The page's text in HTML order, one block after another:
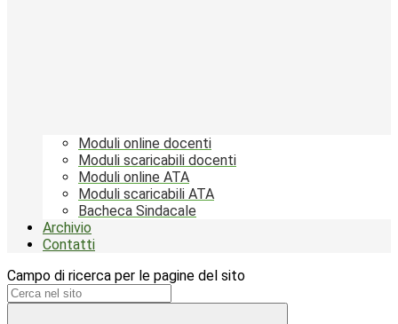
Moduli online docenti
Moduli scaricabili docenti
Moduli online ATA
Moduli scaricabili ATA
Bacheca Sindacale
Archivio
Contatti
Campo di ricerca per le pagine del sito